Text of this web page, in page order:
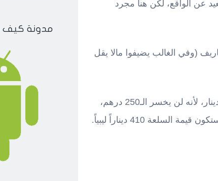
عن الواقع، لكن هنا مجرد
يتضمن كل المصاريف (وفي الغالب يضيفوا مالا يقل
بالتالي: 325 + 25% = 406.25 دينارا ليبيا، وتقريباً 407 دينار، لأنه لن يخسر الـ250 درهم،
مدونة كيف